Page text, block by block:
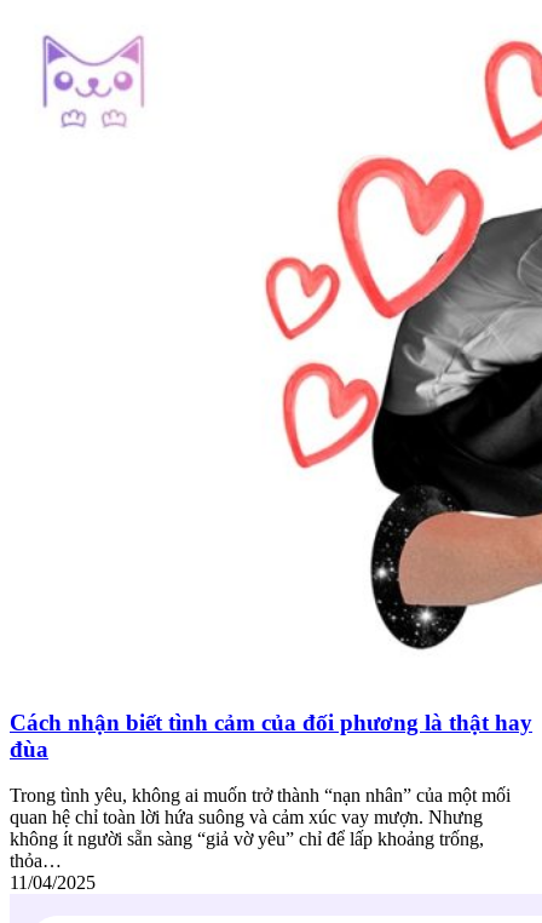
Cách nhận biết tình cảm của đối phương là thật hay
đùa
Trong tình yêu, không ai muốn trở thành “nạn nhân” của một mối
quan hệ chỉ toàn lời hứa suông và cảm xúc vay mượn. Nhưng
không ít người sẵn sàng “giả vờ yêu” chỉ để lấp khoảng trống,
thỏa…
11/04/2025